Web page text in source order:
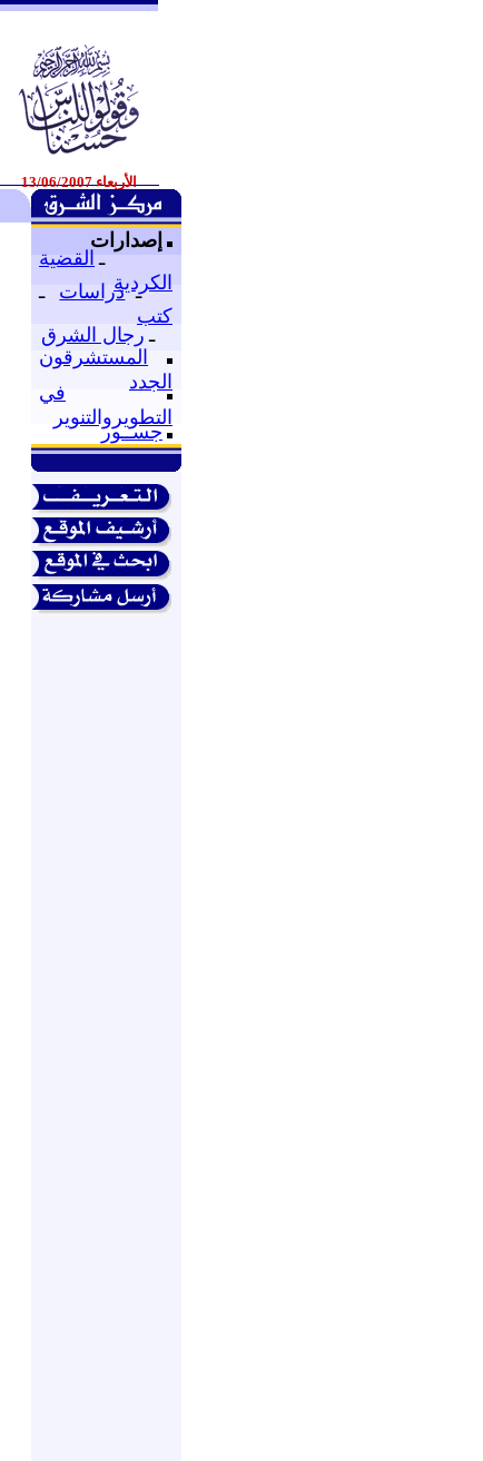
الأربعاء 13/06/2007
إصدارات
ـ القضية
الكردية
ـ دراسات
ـ
كتب
ـ رجال الشرق
المستشرقون
الجدد
في
التطويروالتنوير
جســور